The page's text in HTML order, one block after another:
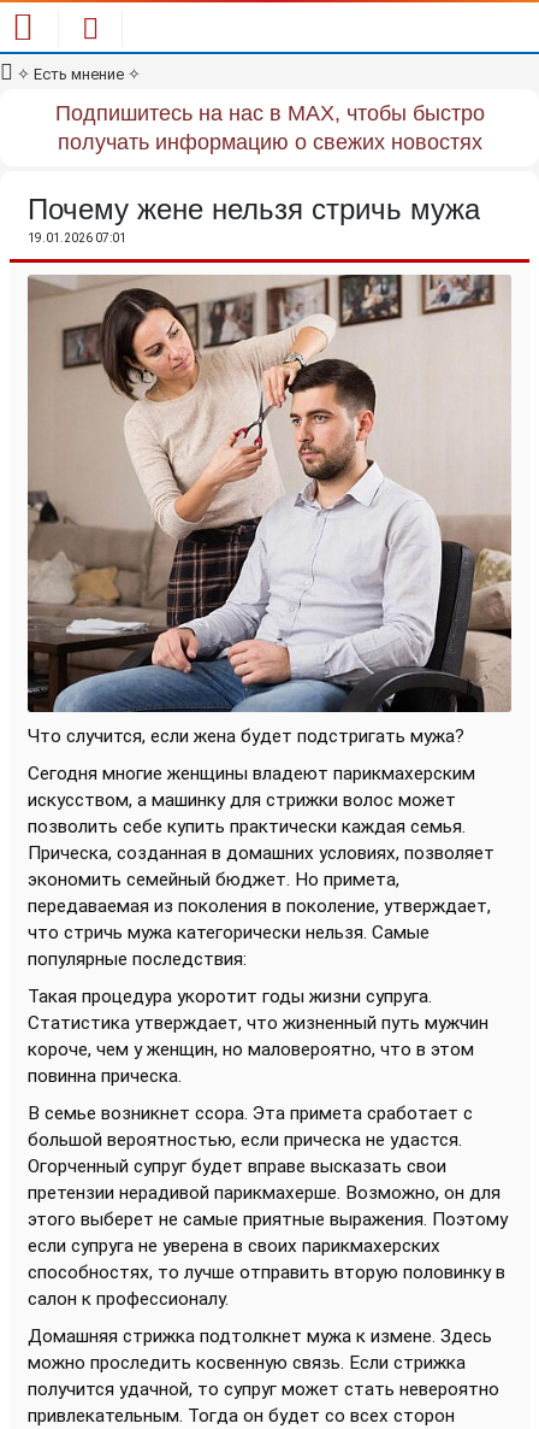
✧ Есть мнение ✧
Подпишитесь на нас в MAX, чтобы быстро
получать информацию о свежих новостях
Почему жене нельзя стричь мужа
19.01.2026 07:01
Что случится, если жена будет подстригать мужа?
Сегодня многие женщины владеют парикмахерским
искусством, а машинку для стрижки волос может
позволить себе купить практически каждая семья.
Прическа, созданная в домашних условиях, позволяет
экономить семейный бюджет. Но примета,
передаваемая из поколения в поколение, утверждает,
что стричь мужа категорически нельзя. Самые
популярные последствия:
Такая процедура укоротит годы жизни супруга.
Статистика утверждает, что жизненный путь мужчин
короче, чем у женщин, но маловероятно, что в этом
повинна прическа.
В семье возникнет ссора. Эта примета сработает с
большой вероятностью, если прическа не удастся.
Огорченный супруг будет вправе высказать свои
претензии нерадивой парикмахерше. Возможно, он для
этого выберет не самые приятные выражения. Поэтому
если супруга не уверена в своих парикмахерских
способностях, то лучше отправить вторую половинку в
салон к профессионалу.
Домашняя стрижка подтолкнет мужа к измене. Здесь
можно проследить косвенную связь. Если стрижка
получится удачной, то супруг может стать невероятно
привлекательным. Тогда он будет со всех сторон